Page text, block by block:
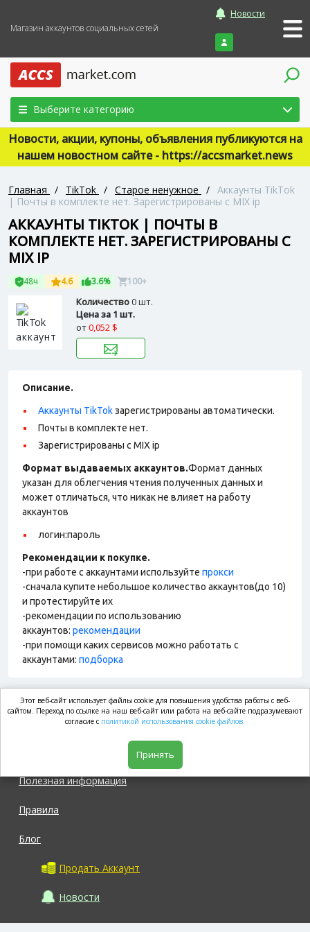
Магазин аккаунтов социальных сетей
Новости
Войти
Выберите категорию
Новости, акции, купоны, объявления публикуются на
нашем новостном сайте - https://accsmarket.news
Главная / TikTok / Старое ненужное / Аккаунты TikTok
| Почты в комплекте нет. Зарегистрированы с MIX ip
АККАУНТЫ TIKTOK | ПОЧТЫ В
КОМПЛЕКТЕ НЕТ. ЗАРЕГИСТРИРОВАНЫ С
MIX IP
48ч 4.6 3.6% 100+
Количество0 шт.
Цена за 1 шт.
от0,052 $
Описание.
Аккаунты TikTokзарегистрированы автоматически.
Почты в комплекте нет.
Зарегистрированы с MIX ip
Формат выдаваемых аккаунтов.Формат данных
указан для облегчения чтения полученных данных и
может отличаться, что никак не влияет на работу
аккаунтов
логин:пароль
Рекомендации к покупке.
-при работе с аккаунтами используйте прокси
-сначала купите небольшое количество аккаунтов(до 10)
и протестируйте их
-рекомендации по использованию
аккаунтов: рекомендации
-при помощи каких сервисов можно работать с
аккаунтами: подборка
market.com
Полезная информация
Правила
Блог
Продать Аккаунт
Новости
Этот веб-сайт использует файлы cookie для повышения удобства работы с веб-
сайтом. Переход по ссылке на наш веб-сайт или работа на веб-сайте подразумевают
согласие с политикой использования cookie файлов.
Принять